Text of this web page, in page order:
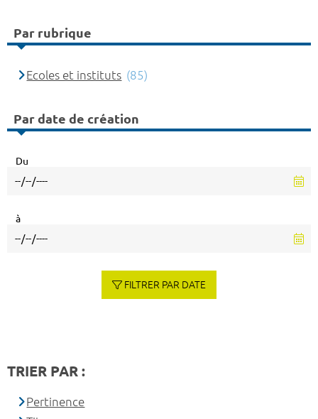
Par rubrique
Ecoles et instituts (85)
Par date de création
Du
à
FILTRER PAR DATE
TRIER PAR :
Pertinence